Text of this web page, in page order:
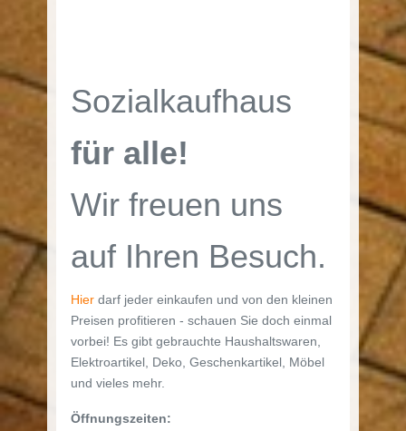
Sozialkaufhaus
für alle!
Wir freuen uns
auf Ihren Besuch.
Hier darf jeder einkaufen und von den kleinen
Preisen profitieren - schauen Sie doch einmal
vorbei! Es gibt gebrauchte Haushaltswaren,
Elektroartikel, Deko, Geschenkartikel, Möbel
und vieles mehr.
Öffnungszeiten: